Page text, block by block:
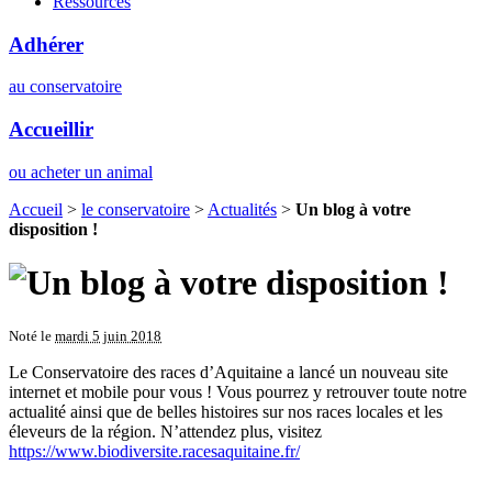
Adhérer
au conservatoire
Accueillir
ou acheter un animal
Accueil > le conservatoire > Actualités > Un blog à votre
disposition !
Noté le mardi 5 juin 2018
Le Conservatoire des races d’Aquitaine a lancé un nouveau site
internet et mobile pour vous ! Vous pourrez y retrouver toute notre
actualité ainsi que de belles histoires sur nos races locales et les
éleveurs de la région. N’attendez plus, visitez
https://www.biodiversite.racesaquitaine.fr/